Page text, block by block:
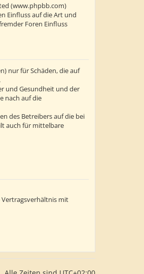
(www.phpbb.com)
Einfluss auf die Art und
Foren Einfluss
nur für Schäden, die auf
und Gesundheit und der
nach auf die
des Betreibers auf die bei
auch für mittelbare
mit